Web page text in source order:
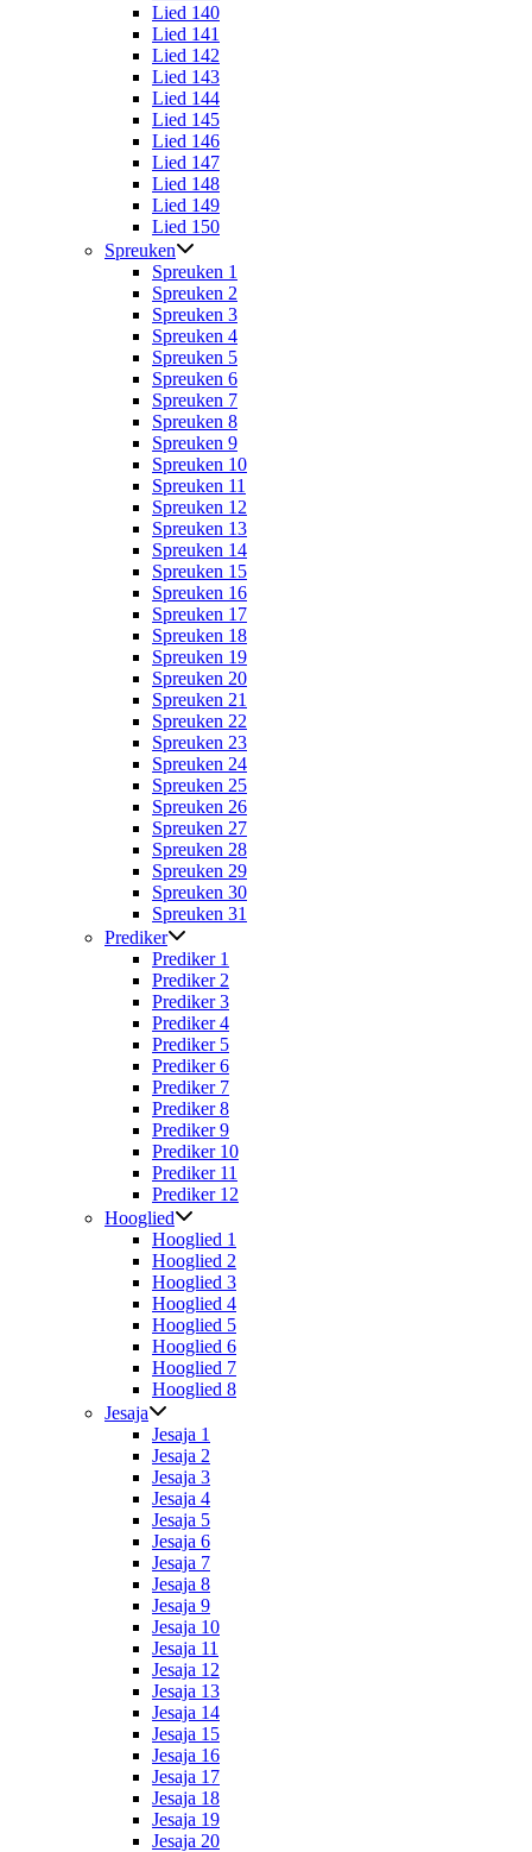
Lied 140
Lied 141
Lied 142
Lied 143
Lied 144
Lied 145
Lied 146
Lied 147
Lied 148
Lied 149
Lied 150
Spreuken
Spreuken 1
Spreuken 2
Spreuken 3
Spreuken 4
Spreuken 5
Spreuken 6
Spreuken 7
Spreuken 8
Spreuken 9
Spreuken 10
Spreuken 11
Spreuken 12
Spreuken 13
Spreuken 14
Spreuken 15
Spreuken 16
Spreuken 17
Spreuken 18
Spreuken 19
Spreuken 20
Spreuken 21
Spreuken 22
Spreuken 23
Spreuken 24
Spreuken 25
Spreuken 26
Spreuken 27
Spreuken 28
Spreuken 29
Spreuken 30
Spreuken 31
Prediker
Prediker 1
Prediker 2
Prediker 3
Prediker 4
Prediker 5
Prediker 6
Prediker 7
Prediker 8
Prediker 9
Prediker 10
Prediker 11
Prediker 12
Hooglied
Hooglied 1
Hooglied 2
Hooglied 3
Hooglied 4
Hooglied 5
Hooglied 6
Hooglied 7
Hooglied 8
Jesaja
Jesaja 1
Jesaja 2
Jesaja 3
Jesaja 4
Jesaja 5
Jesaja 6
Jesaja 7
Jesaja 8
Jesaja 9
Jesaja 10
Jesaja 11
Jesaja 12
Jesaja 13
Jesaja 14
Jesaja 15
Jesaja 16
Jesaja 17
Jesaja 18
Jesaja 19
Jesaja 20